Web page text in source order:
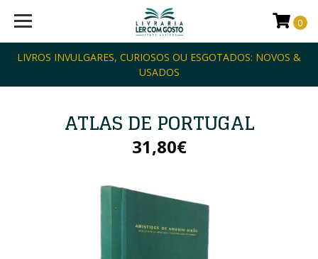
LIVROS INVULGARES, CURIOSOS OU ESGOTADOS: NOVOS &
USADOS
0
ATLAS DE PORTUGAL
31,80€